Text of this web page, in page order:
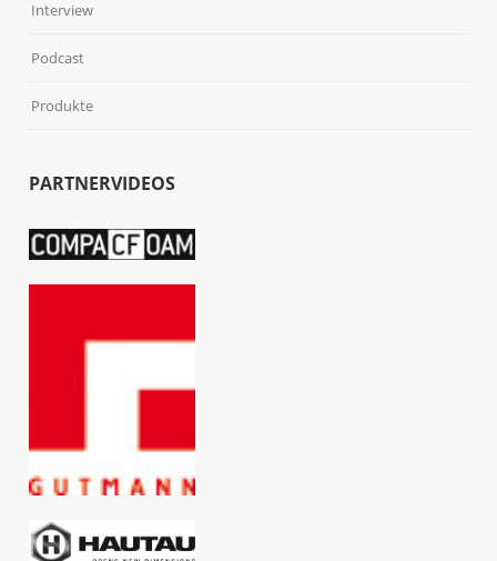
Interview
Podcast
Produkte
PARTNERVIDEOS